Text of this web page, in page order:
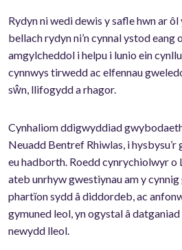
Rydyn ni wedi dewis y safle hwn ar
bellach rydyn ni’n cynnal ystod eang
amgylcheddol i helpu i lunio ein
cynnwys tirwedd ac elfennau
sŵn, llifogydd a rhagor.
Cynhaliom ddigwyddiad
Neuadd Bentref Rhiwlas, i
eu hadborth. Roedd cynrychiolwyr
ateb unrhyw gwestiynau am y
phartïon sydd â diddordeb, ac
gymuned leol, yn ogystal â datganiad
newydd lleol.